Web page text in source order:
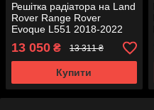
Решітка радіатора на Land
Rover Range Rover
Evoque L551 2018-2022
року
13 050 ₴ 13 311 ₴
Купити